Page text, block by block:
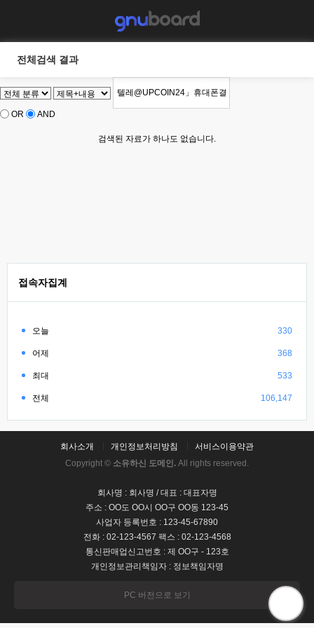
전체검색 결과
OR AND
검색된 자료가 하나도 없습니다.
접속자집계
오늘 330
어제 368
최대 533
전체 106,147
회사소개 개인정보처리방침
서비스이용약관
Copyright © 소유하신 도메인. All rights reserved.
회사명 : 회사명 / 대표 : 대표자명
주소 : OO도 OO시 OO구 OO동 123-45
사업자 등록번호 : 123-45-67890
전화 : 02-123-4567 팩스 : 02-123-4568
통신판매업신고번호 : 제 OO구 - 123호
개인정보관리책임자 : 정보책임자명
PC 버전으로 보기